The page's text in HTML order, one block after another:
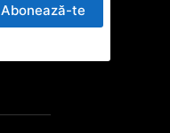
Abonează-te